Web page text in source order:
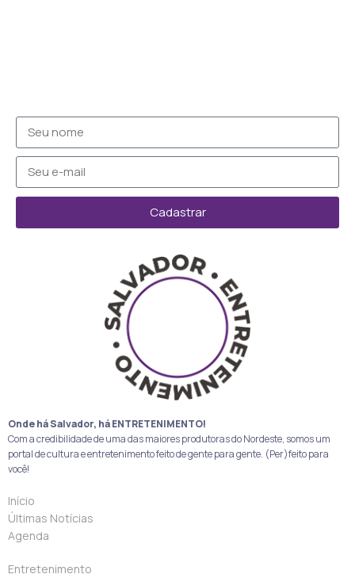
Cadastrar
Onde há Salvador, há ENTRETENIMENTO!
Com a credibilidade de uma das maiores produtoras do Nordeste, somos um
portal de cultura e entretenimento feito de gente para gente. (Per)feito para
você!
Início
Últimas Notícias
Agenda
Entretenimento